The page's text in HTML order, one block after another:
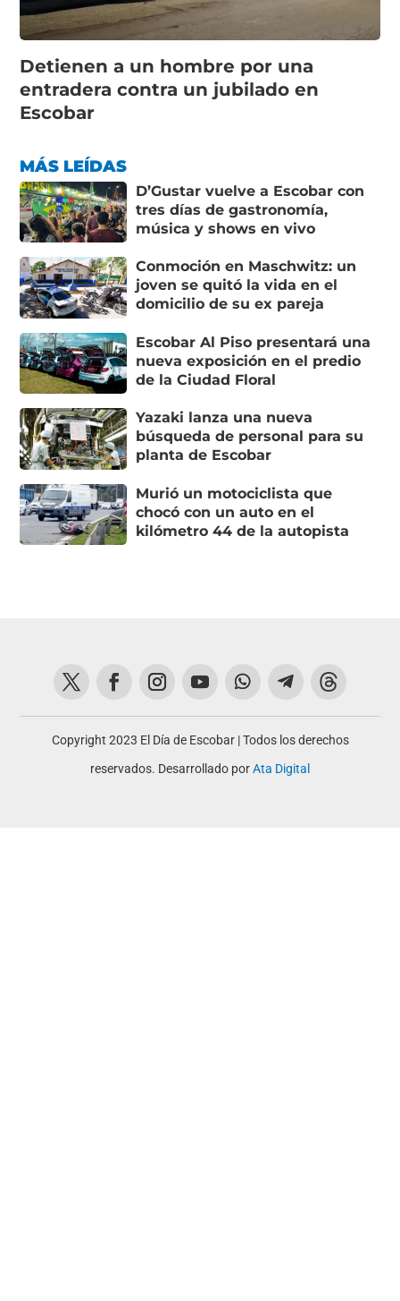
Detienen a un hombre por una
entradera contra un jubilado en
Escobar
MÁS LEÍDAS
D’Gustar vuelve a Escobar con
tres días de gastronomía,
música y shows en vivo
Conmoción en Maschwitz: un
joven se quitó la vida en el
domicilio de su ex pareja
Escobar Al Piso presentará una
nueva exposición en el predio
de la Ciudad Floral
Yazaki lanza una nueva
búsqueda de personal para su
planta de Escobar
Murió un motociclista que
chocó con un auto en el
kilómetro 44 de la autopista
Copyright 2023 El Día de Escobar | Todos los derechos
reservados. Desarrollado porAta Digital